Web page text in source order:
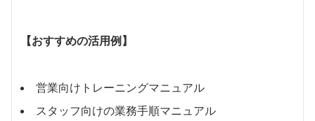
【おすすめの活用例】
営業向けトレーニングマニュアル
スタッフ向けの業務手順マニュアル